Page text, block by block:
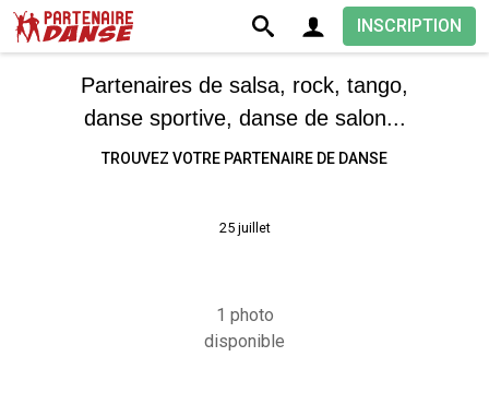
INSCRIPTION
Partenaires de salsa, rock, tango,
danse sportive, danse de salon...
TROUVEZ VOTRE PARTENAIRE DE DANSE
25 juillet
1 photo
disponible